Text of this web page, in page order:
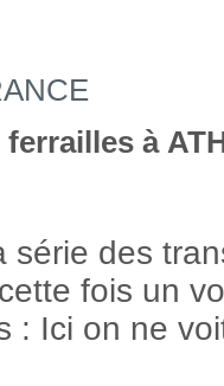
à
série des
fois un
: Ici on ne